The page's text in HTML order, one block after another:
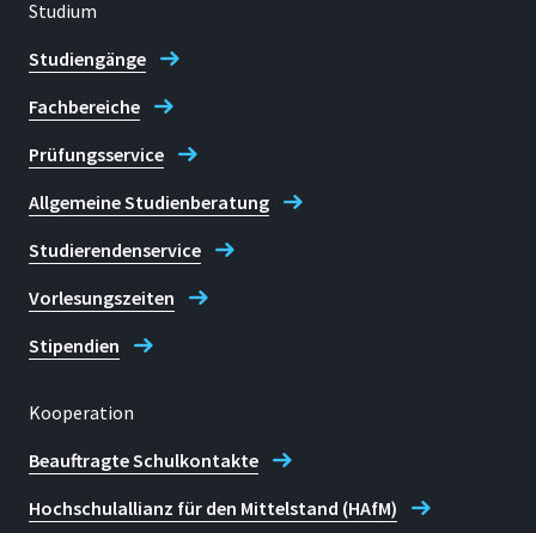
Studium
Studiengänge
Fachbereiche
Prüfungsservice
Allgemeine Studienberatung
Studierendenservice
Vorlesungszeiten
Stipendien
Kooperation
Beauftragte Schulkontakte
Hochschulallianz für den Mittelstand (HAfM)